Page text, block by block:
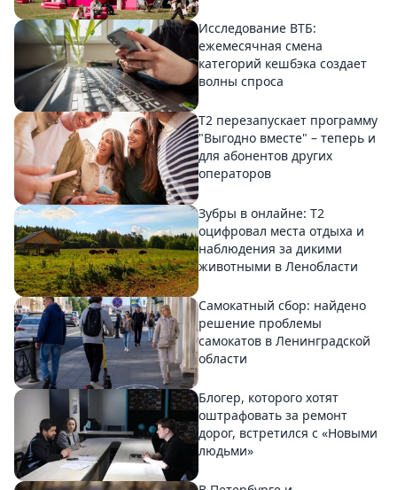
Исследование ВТБ:
ежемесячная смена
категорий кешбэка создает
волны спроса
Т2 перезапускает программу
"Выгодно вместе" – теперь и
для абонентов других
операторов
Зубры в онлайне: Т2
оцифровал места отдыха и
наблюдения за дикими
животными в Ленобласти
Самокатный сбор: найдено
решение проблемы
самокатов в Ленинградской
области
Блогер, которого хотят
оштрафовать за ремонт
дорог, встретился с «Новыми
людьми»